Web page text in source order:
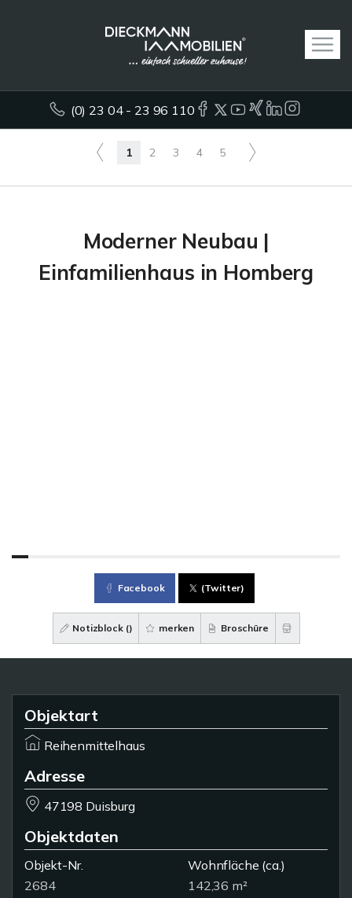
(0) 23 04 - 23 96 110
1 2 3 4 5
Moderner Neubau |
Einfamilienhaus in Homberg
Facebook (Twitter)
Notizblock () merken Broschüre
Objektart
Reihenmittelhaus
Adresse
47198 Duisburg
Objektdaten
Objekt-Nr.
2684
Wohnfläche (ca.)
142,36 m²